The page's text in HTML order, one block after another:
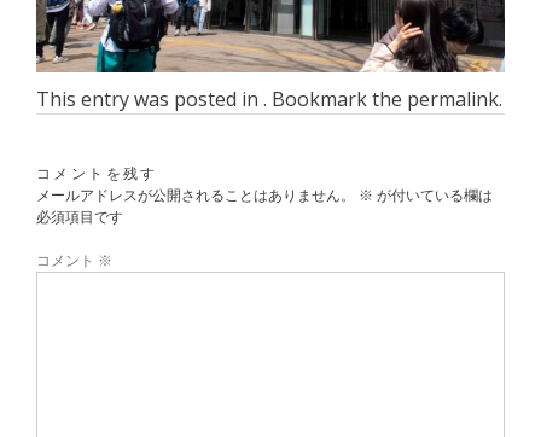
This entry was posted in . Bookmark the permalink.
コメントを残す
メールアドレスが公開されることはありません。
※ が付いている欄は
必須項目です
コメント ※